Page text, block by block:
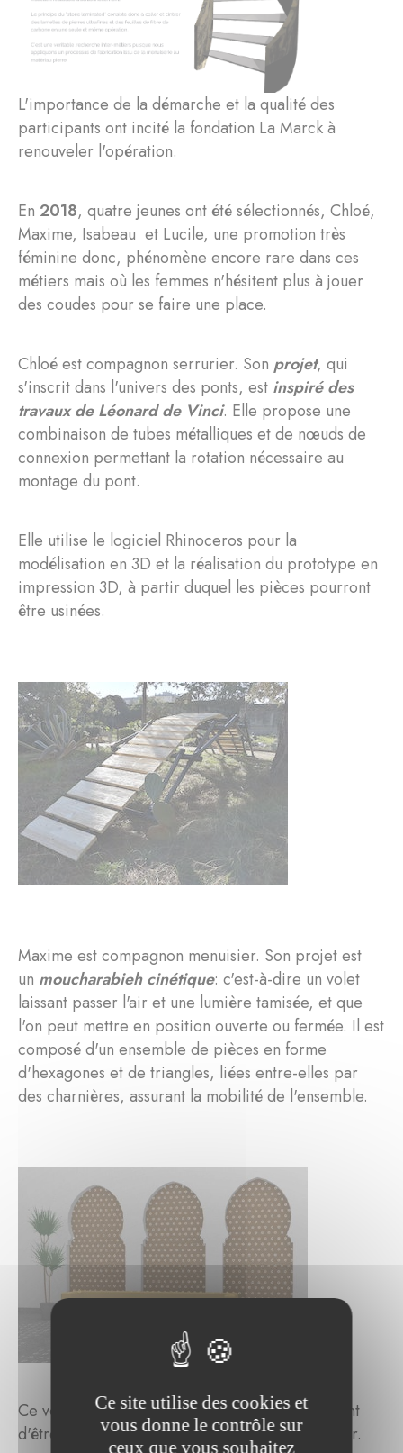
L'importance de la démarche et la qualité des
participants ont incité la fondation La Marck à
renouveler l'opération.
En 2018, quatre jeunes ont été sélectionnés, Chloé,
Maxime, Isabeau et Lucile, une promotion très
féminine donc, phénomène encore rare dans ces
métiers mais où les femmes n'hésitent plus à jouer
des coudes pour se faire une place.
Chloé est compagnon serrurier. Son projet, qui
s'inscrit dans l'univers des ponts, est inspiré des
travaux de Léonard de Vinci. Elle propose une
combinaison de tubes métalliques et de nœuds de
connexion permettant la rotation nécessaire au
montage du pont.
Elle utilise le logiciel Rhinoceros pour la
modélisation en 3D et la réalisation du prototype en
impression 3D, à partir duquel les pièces pourront
être usinées.
Maxime est compagnon menuisier. Son projet est
un moucharabieh cinétique: c'est-à-dire un volet
laissant passer l'air et une lumière tamisée, et que
l'on peut mettre en position ouverte ou fermée. Il est
composé d'un ensemble de pièces en forme
d'hexagones et de triangles, liées entre-elles par
des charnières, assurant la mobilité de l'ensemble.
Ce volet a été paramétré et modélisé en 3D avant
d'être réalisé en contreplaqué par découpe laser.
Ce site utilise des cookies et
vous donne le contrôle sur
ceux que vous souhaitez